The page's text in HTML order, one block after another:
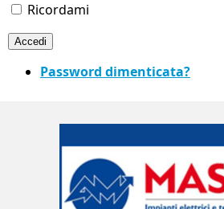
Ricordami
Accedi
Password dimenticata?